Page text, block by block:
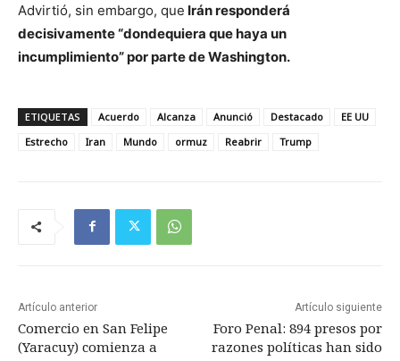
Advirtió, sin embargo, que Irán responderá
decisivamente “dondequiera que haya un
incumplimiento” por parte de Washington.
ETIQUETAS Acuerdo Alcanza Anunció Destacado
EE UU
Estrecho
Iran Mundo ormuz Reabrir Trump
Artículo anterior
Comercio en San Felipe
(Yaracuy) comienza a
Artículo siguiente
Foro Penal: 894 presos por
razones políticas han sido